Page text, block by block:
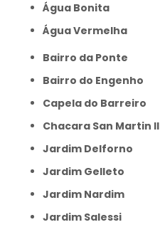
Água Bonita
Água Vermelha
Bairro da Ponte
Bairro do Engenho
Capela do Barreiro
Chacara San Martin II
Jardim Delforno
Jardim Gelleto
Jardim Nardim
Jardim Salessi